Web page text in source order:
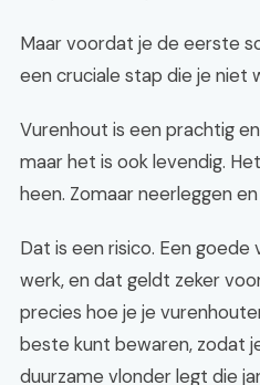
Maar voordat je de eerste
een cruciale stap die je niet
Vurenhout is een prachtig
maar het is ook levendig.
heen. Zomaar neerleggen
Dat is een risico. Een
werk, en dat geldt zeker
precies hoe je je
beste kunt bewaren, zodat
duurzame vlonder legt die